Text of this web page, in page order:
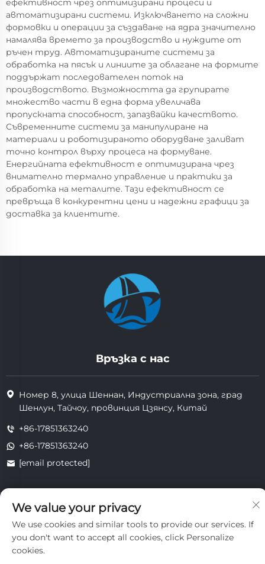
ефективност чрез оптимизирани процеси и
автоматизирани системи. Изключването на сложни
формовки и операции за създаване на ядра значително
намалява времето за производство и нуждите от
ръчен труд. Автоматизираните системи за
обработка на пясък и линиите за облагане на формите
поддържат последователен поток на
производството. Възможността да групирате
множество части в една форма увеличава
пропускната способност, запазвайки качеството.
Съвременните системи за манипулиране на
материали и роботизираното оборудване заливат
точно контрол върху процеса на формуване.
Енергийната ефективност е оптимизирана чрез
внимателно термално управление и практики за
обработка на металите. Тази ефективност се
превръща в конкурентни цени и надежни графици за
доставка за клиентите.
Връзка с нас
Номер 8, улица Шеннан, Индустриална зона, град
Шенлун, Тайчоу, провинция Цзянсу, Китай
+86-17851363240
+86-17851363240
[email protected]
Всички права запазени. Copyright © 2025 Jiangsu Tongzhou
поверителност
We value your privacy
We use cookies and similar tools to provide our services. If
you don't want to accept all cookies, click Personalize
cookies.